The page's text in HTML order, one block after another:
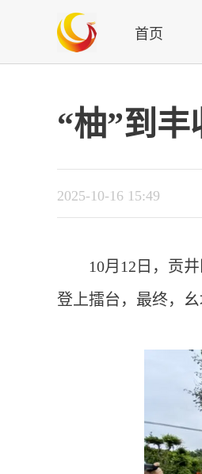
首页
“柚”到
2025-10-16 15:49
10月12日，贡
登上擂台，最终，